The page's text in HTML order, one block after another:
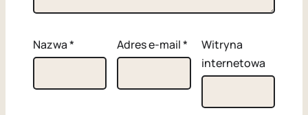
Nazwa* Adres e-mail*
Witryna
internetowa